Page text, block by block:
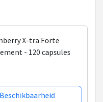
X-tra Forte
- 120 capsules